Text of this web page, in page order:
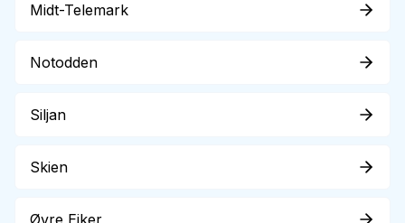
Midt-Telemark
Notodden
Siljan
Skien
Øvre Eiker